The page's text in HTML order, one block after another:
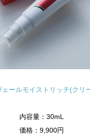
ェールモイストリッチ(クリ
内容量：30mL
価格：9,900円